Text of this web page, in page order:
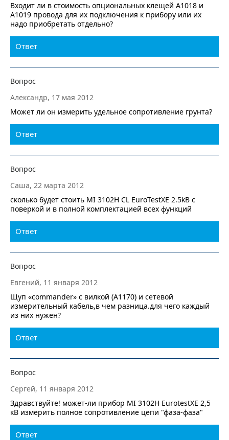
Входит ли в стоимость опциональных клещей А1018 и
А1019 провода для их подключения к прибору или их
надо приобретать отдельно?
Ответ
Вопрос
Александр, 17 мая 2012
Может ли он измерить удельное сопротивление грунта?
Ответ
Вопрос
Саша, 22 марта 2012
сколько будет стоить MI 3102H CL EuroTestXE 2.5kB c
поверкой и в полной комплектацией всех функций
Ответ
Вопрос
Евгений, 11 января 2012
Щуп «commander» с вилкой (А1170) и сетевой
измерительный кабель,в чем разница.для чего каждый
из них нужен?
Ответ
Вопрос
Сергей, 11 января 2012
Здравствуйте! может-ли прибор MI 3102H EurotestXE 2,5
кВ измерить полное сопротивление цепи "фаза-фаза"
Ответ